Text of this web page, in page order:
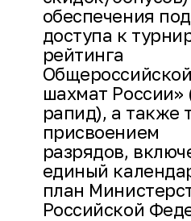
обеспечения
доступа к
рейтинга
шахмат России»
рапид), а также
присвоением
разрядов,
единый
план
Российской